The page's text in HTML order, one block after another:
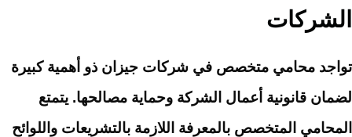
الشركات
تواجد محامي متخصص في شركات جيزان ذو أهمية كبيرة
لضمان قانونية أعمال الشركة وحماية مصالحها. يتمتع
المحامي المتخصص بالمعرفة اللازمة بالتشريعات واللوائح